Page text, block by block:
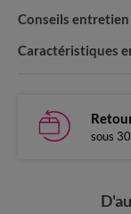
Conseils entretien
Caractéristiques
sous